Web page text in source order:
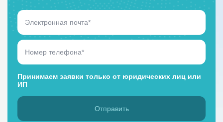
Принимаем заявки только от юридических лиц или
ИП